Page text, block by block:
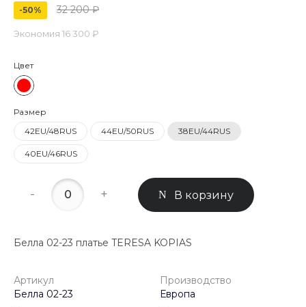
-50% 32 200 ₽
Экономия 16 300 ₽
Цвет
Размер
42EU/48RUS
44EU/50RUS 38EU/44RUS
40EU/46RUS
- + В корзину
Белла 02-23 платье TERESA KOPIAS
Артикул
Белла 02-23
Производство
Европа